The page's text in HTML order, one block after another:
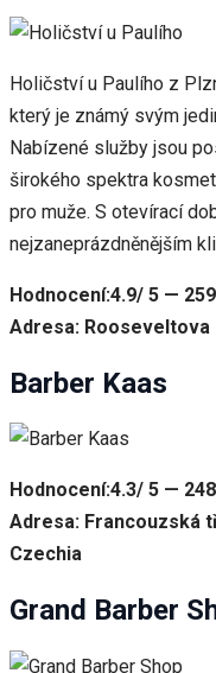
Holičství u Paulího z
který je známý svým
Nabízené služby jsou
širokého spektra
pro muže. S otevírací
nejzaneprázdněnějším
Hodnocení:4.9/ 5 —
Adresa: Rooseveltova
Barber Kaas
Hodnocení:4.3/ 5 —
Adresa: Francouzská
Czechia
Grand Barber